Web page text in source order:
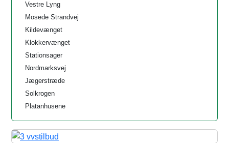
Vestre Lyng
Mosede Strandvej
Kildevænget
Klokkervænget
Stationsager
Nordmarksvej
Jægerstræde
Solkrogen
Platanhusene